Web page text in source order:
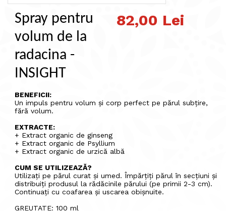
Spray pentru
volum de la
radacina -
INSIGHT
82,00 Lei
BENEFICII:
Un impuls pentru volum și corp perfect pe părul subțire,
fără volum.
EXTRACTE:
+ Extract organic de ginseng
+ Extract organic de Psyllium
+ Extract organic de urzică albă
CUM SE UTILIZEAZĂ?
Utilizați pe părul curat și umed. Împărțiți părul în secțiuni și
distribuiți produsul la rădăcinile părului (pe primii 2-3 cm).
Continuați cu coafarea și uscarea obișnuite.
GREUTATE: 100 ml